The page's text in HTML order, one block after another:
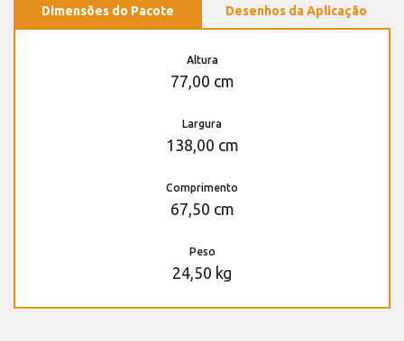
Dimensões do Pacote Desenhos da Aplicação
Altura
77,00 cm
Largura
138,00 cm
Comprimento
67,50 cm
Peso
24,50 kg